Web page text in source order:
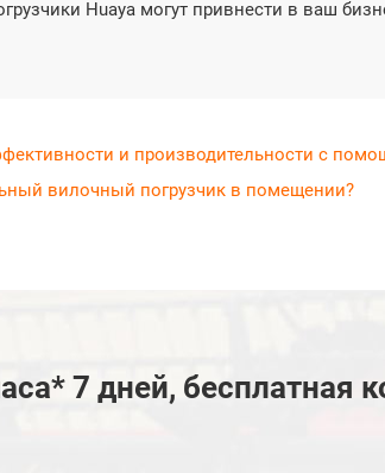
Huaya могут привнести в ваш
и производительности с
вилочный погрузчик в помещении?
7 дней, бесплатная